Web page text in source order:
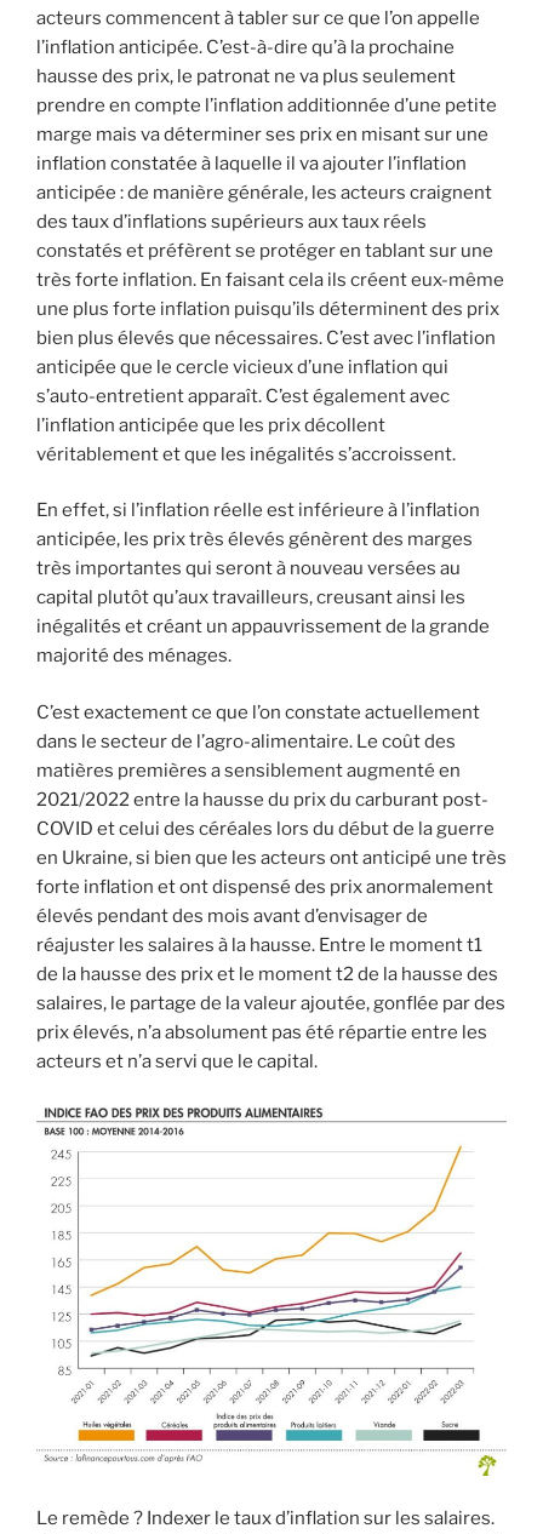
acteurs commencent à tabler sur ce que l’on appelle
l’inflation anticipée. C’est-à-dire qu’à la prochaine
hausse des prix, le patronat ne va plus seulement
prendre en compte l’inflation additionnée d’une petite
marge mais va déterminer ses prix en misant sur une
inflation constatée à laquelle il va ajouter l’inflation
anticipée : de manière générale, les acteurs craignent
des taux d’inflations supérieurs aux taux réels
constatés et préfèrent se protéger en tablant sur une
très forte inflation. En faisant cela ils créent eux-même
une plus forte inflation puisqu’ils déterminent des prix
bien plus élevés que nécessaires. C’est avec l’inflation
anticipée que le cercle vicieux d’une inflation qui
s’auto-entretient apparaît. C’est également avec
l’inflation anticipée que les prix décollent
véritablement et que les inégalités s’accroissent.
En effet, si l’inflation réelle est inférieure à l’inflation
anticipée, les prix très élevés génèrent des marges
très importantes qui seront à nouveau versées au
capital plutôt qu’aux travailleurs, creusant ainsi les
inégalités et créant un appauvrissement de la grande
majorité des ménages.
C’est exactement ce que l’on constate actuellement
dans le secteur de l’agro-alimentaire. Le coût des
matières premières a sensiblement augmenté en
2021/2022 entre la hausse du prix du carburant post-
COVID et celui des céréales lors du début de la guerre
en Ukraine, si bien que les acteurs ont anticipé une très
forte inflation et ont dispensé des prix anormalement
élevés pendant des mois avant d’envisager de
réajuster les salaires à la hausse. Entre le moment t1
de la hausse des prix et le moment t2 de la hausse des
salaires, le partage de la valeur ajoutée, gonflée par des
prix élevés, n’a absolument pas été répartie entre les
acteurs et n’a servi que le capital.
Le remède ? Indexer le taux d’inflation sur les salaires.